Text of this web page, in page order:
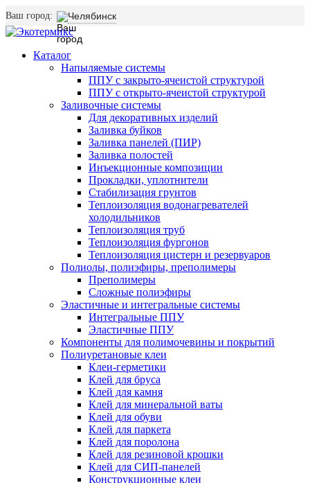
Ваш город: Челябинск
Каталог
Напыляемые системы
ППУ с закрыто-ячеистой структурой
ППУ с открыто-ячеистой структурой
Заливочные системы
Для декоративных изделий
Заливка буйков
Заливка панелей (ПИР)
Заливка полостей
Инъекционные композиции
Прокладки, уплотнители
Стабилизация грунтов
Теплоизоляция водонагревателей
холодильников
Теплоизоляция труб
Теплоизоляция фургонов
Теплоизоляция цистерн и резервуаров
Полиолы, полиэфиры, преполимеры
Преполимеры
Сложные полиэфиры
Эластичные и интегральные системы
Интегральные ППУ
Эластичные ППУ
Компоненты для полимочевины и покрытий
Полиуретановые клеи
Клеи-герметики
Клей для бруса
Клей для камня
Клей для минеральной ваты
Клей для обуви
Клей для паркета
Клей для поролона
Клей для резиновой крошки
Клей для СИП-панелей
Конструкционные клеи